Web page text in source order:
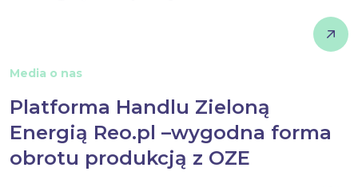
Media o nas
Platforma Handlu Zieloną
Energią Reo.pl –wygodna forma
obrotu produkcją z OZE